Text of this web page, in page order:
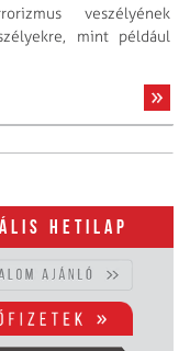
veszélyének
mint például
hetilap